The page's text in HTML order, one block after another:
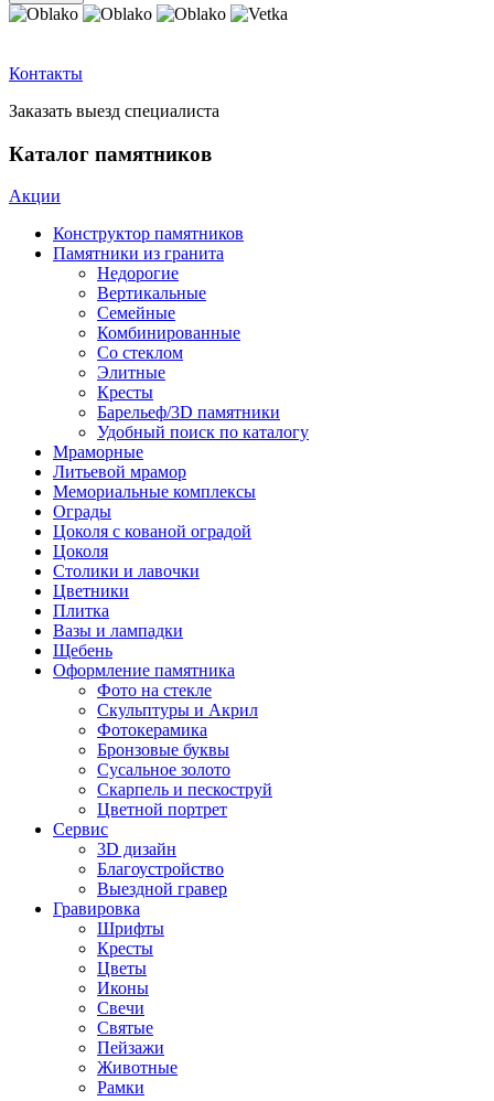
Контакты
Заказать выезд специалиста
Каталог памятников
Акции
Конструктор памятников
Памятники из гранита
Недорогие
Вертикальные
Семейные
Комбинированные
Со стеклом
Элитные
Кресты
Барельеф/3D памятники
Удобный поиск по каталогу
Мраморные
Литьевой мрамор
Мемориальные комплексы
Ограды
Цоколя с кованой оградой
Цоколя
Столики и лавочки
Цветники
Плитка
Вазы и лампадки
Щебень
Оформление памятника
Фото на стекле
Скульптуры и Акрил
Фотокерамика
Бронзовые буквы
Сусальное золото
Скарпель и пескоструй
Цветной портрет
Сервис
3D дизайн
Благоустройство
Выездной гравер
Гравировка
Шрифты
Кресты
Цветы
Иконы
Свечи
Святые
Пейзажи
Животные
Рамки